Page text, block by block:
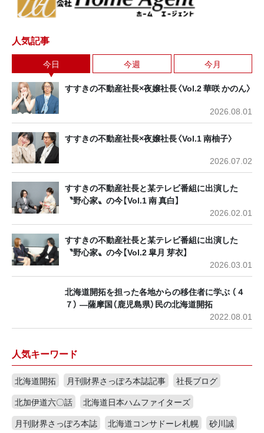
人気記事
今日 今週 今月
すすきの不動産社長×夜嬢社長〈Vol.2 華咲 かのん〉
2026.08.01
すすきの不動産社長×夜嬢社長〈Vol.1 南柚子〉
2026.07.02
すすきの不動産社長と某テレビ番組に出演した
〝野心家〟の今【Vol.1 南 真白】
2026.02.01
すすきの不動産社長と某テレビ番組に出演した
〝野心家〟の今【Vol.2 皐月 芽衣】
2026.03.01
北海道開拓を担った各地からの移住者に学ぶ （４
７） ―薩摩国（鹿児島県）民の北海道開拓
2022.08.01
人気キーワード
北海道開拓 月刊財界さっぽろ本誌記事
社長ブログ
北加伊道六〇話
北海道日本ハムファイターズ
月刊財界さっぽろ本誌
北海道コンサドーレ札幌
砂川誠